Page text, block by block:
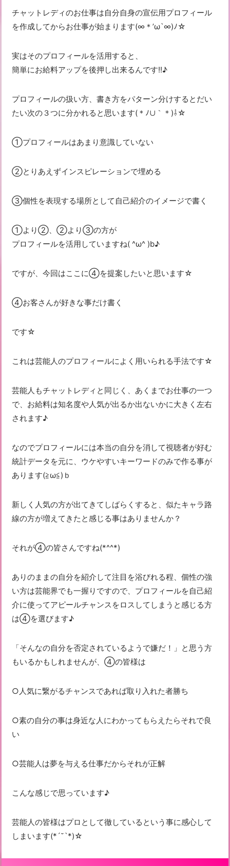
チャットレディのお仕事は自分自身の宣伝用プロフィール
を作成してからお仕事が始まります(∞＊’ω`∞)ﾉ☆
実はそのプロフィールを活用すると、
簡単にお給料アップを後押し出来るんです!!♪
プロフィールの扱い方、書き方をパターン分けするとだい
たい次の３つに分かれると思います(＊ﾉ∪｀＊)⇩☆
①プロフィールはあまり意識していない
②とりあえずインスピレーションで埋める
③個性を表現する場所として自己紹介のイメージで書く
①より②、②より③の方が
プロフィールを活用していますね( ^ω^ )b♪
ですが、今回はここに④を提案したいと思います☆
④お客さんが好きな事だけ書く
です☆
これは芸能人のプロフィールによく用いられる手法です☆
芸能人もチャットレディと同じく、あくまでお仕事の一つ
で、お給料は知名度や人気が出るか出ないかに大きく左右
されます♪
なのでプロフィールには本当の自分を消して視聴者が好む
統計データを元に、ウケやすいキーワードのみで作る事が
あります(≧ω≦)ｂ
新しく人気の方が出てきてしばらくすると、似たキャラ路
線の方が増えてきたと感じる事はありませんか？
それが④の皆さんですね(*^^*)
ありのままの自分を紹介して注目を浴びれる程、個性の強
い方は芸能界でも一握りですので、プロフィールを自己紹
介に使ってアピールチャンスをロスしてしまうと感じる方
は④を選びます♪
「そんなの自分を否定されているようで嫌だ！」と思う方
もいるかもしれませんが、④の皆様は
○人気に繋がるチャンスであれば取り入れた者勝ち
○素の自分の事は身近な人にわかってもらえたらそれで良
い
○芸能人は夢を与える仕事だからそれが正解
こんな感じで思っています♪
芸能人の皆様はプロとして徹しているという事に感心して
しまいます(*´˘`*)☆